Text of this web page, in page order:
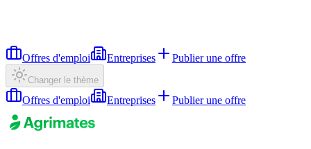
Offres d'emploi Entreprises Publier une offre
Changer le thème
Offres d'emploi Entreprises Publier une offre